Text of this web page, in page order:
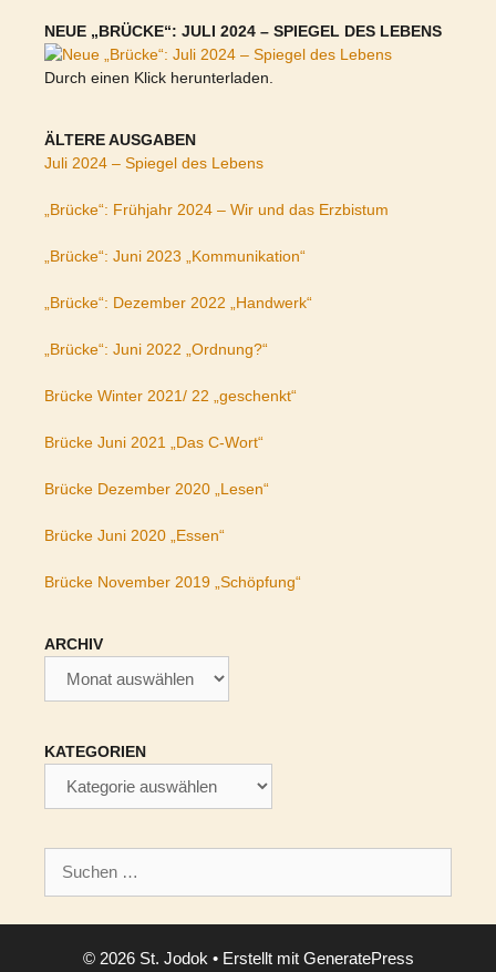
NEUE „BRÜCKE“: JULI 2024 – SPIEGEL DES LEBENS
Durch einen Klick herunterladen.
ÄLTERE AUSGABEN
Juli 2024 – Spiegel des Lebens
„Brücke“: Frühjahr 2024 – Wir und das Erzbistum
„Brücke“: Juni 2023 „Kommunikation“
„Brücke“: Dezember 2022 „Handwerk“
„Brücke“: Juni 2022 „Ordnung?“
Brücke Winter 2021/ 22 „geschenkt“
Brücke Juni 2021 „Das C-Wort“
Brücke Dezember 2020 „Lesen“
Brücke Juni 2020 „Essen“
Brücke November 2019 „Schöpfung“
ARCHIV
KATEGORIEN
nach:
© 2026 St. Jodok • Erstellt mit GeneratePress